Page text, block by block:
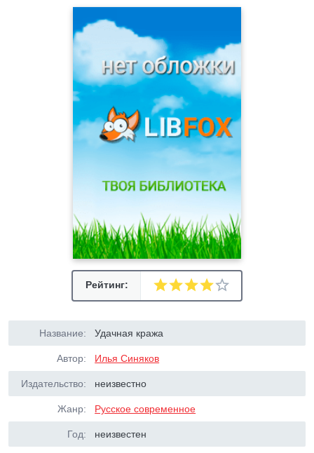
Рейтинг:
Название: Удачная кража
Автор: Илья Синяков
Издательство: неизвестно
Жанр: Русское современное
Год: неизвестен